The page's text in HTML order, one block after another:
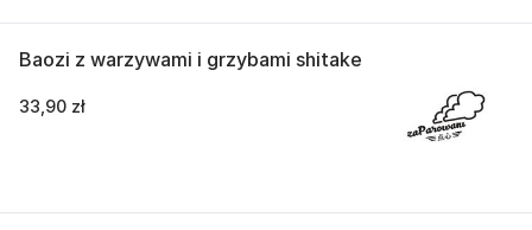
Baozi z warzywami i grzybami shitake
33,90 zł